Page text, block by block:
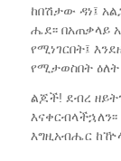
ከበሽታው ዳነ፤
ሔደ፡፡
የሚነገርበት፤
የሚታወስበት ዕለት
ልጆች! ደብረ
እግዚአብሔር